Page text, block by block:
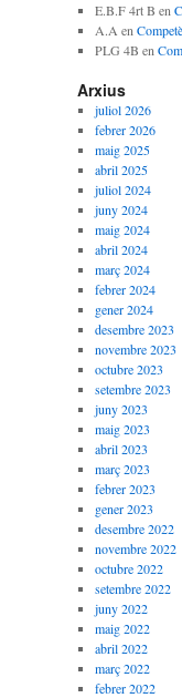
E.B.F 4rt B en
A.A en
PLG 4B en
Arxius
juliol 2026
febrer 2026
maig 2025
abril 2025
juliol 2024
juny 2024
maig 2024
abril 2024
març 2024
febrer 2024
gener 2024
desembre 2023
novembre 2023
octubre 2023
setembre 2023
juny 2023
maig 2023
abril 2023
març 2023
febrer 2023
gener 2023
desembre 2022
novembre 2022
octubre 2022
setembre 2022
juny 2022
maig 2022
abril 2022
març 2022
febrer 2022